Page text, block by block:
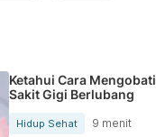
Ketahui Cara Mengobati
Sakit Gigi Berlubang
Hidup Sehat 9 menit